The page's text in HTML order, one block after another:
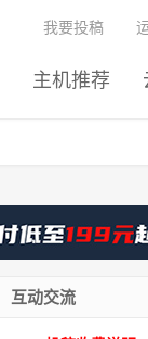
主机推荐
我要投稿
互动交流